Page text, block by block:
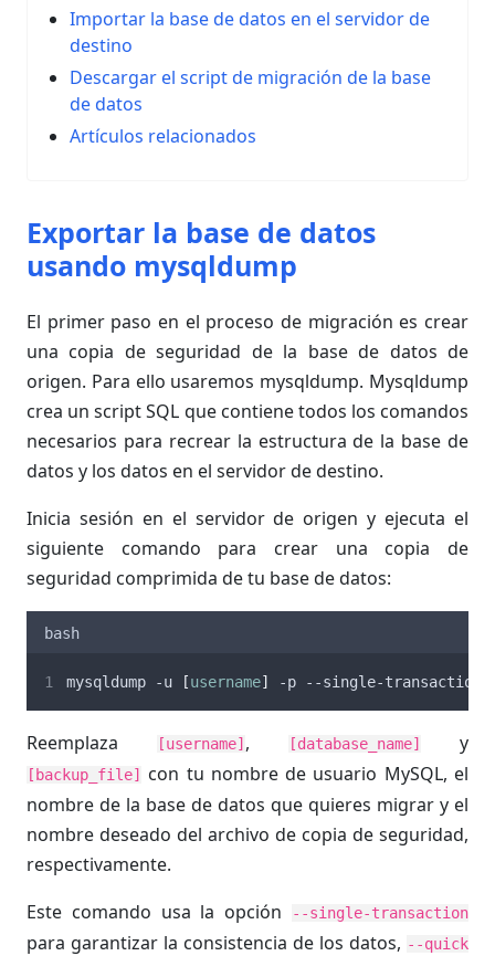
Importar la base de datos en el servidor de
destino
Descargar el script de migración de la base
de datos
Artículos relacionados
Exportar la base de datos
usando mysqldump
El primer paso en el proceso de migración es crear
una copia de seguridad de la base de datos de
origen. Para ello usaremos mysqldump. Mysqldump
crea un script SQL que contiene todos los comandos
necesarios para recrear la estructura de la base de
datos y los datos en el servidor de destino.
Inicia sesión en el servidor de origen y ejecuta el
siguiente comando para crear una copia de
seguridad comprimida de tu base de datos:
bash
mysqldump -u [username] -p --single-transaction
Reemplaza [username] , [database_name] y
[backup_file]
con tu nombre de usuario MySQL, el
nombre de la base de datos que quieres migrar y el
nombre deseado del archivo de copia de seguridad,
respectivamente.
Este comando usa la opción
--single-transaction
para garantizar la consistencia de los datos, --quick